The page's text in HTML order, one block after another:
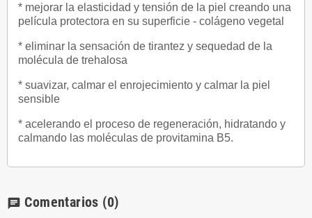
* mejorar la elasticidad y tensión de la piel creando una
película protectora en su superficie - colágeno vegetal
* eliminar la sensación de tirantez y sequedad de la
molécula de trehalosa
* suavizar, calmar el enrojecimiento y calmar la piel
sensible
* acelerando el proceso de regeneración, hidratando y
calmando las moléculas de provitamina B5.
chat Comentarios (0)